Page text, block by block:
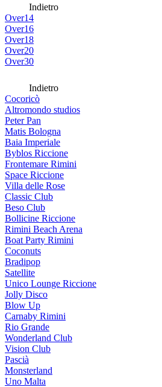
Indietro
Over14
Over16
Over18
Over20
Over30
Indietro
Cocoricò
Altromondo studios
Peter Pan
Matis Bologna
Baia Imperiale
Byblos Riccione
Frontemare Rimini
Space Riccione
Villa delle Rose
Classic Club
Beso Club
Bollicine Riccione
Rimini Beach Arena
Boat Party Rimini
Coconuts
Bradipop
Satellite
Unico Lounge Riccione
Jolly Disco
Blow Up
Carnaby Rimini
Rio Grande
Wonderland Club
Vision Club
Pascià
Monsterland
Uno Malta